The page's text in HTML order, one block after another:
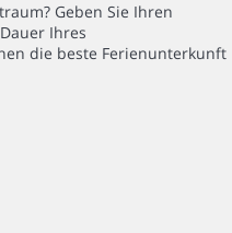
Geben Sie Ihren
Ihres
die beste Ferienunterkunft